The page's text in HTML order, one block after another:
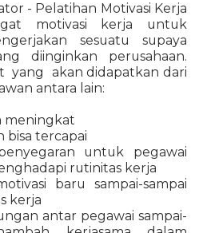
- Pelatihan Motivasi Kerja
motivasi kerja untuk
sesuatu supaya
diinginkan perusahaan.
yang akan didapatkan dari
antara lain:
tercapai
untuk pegawai
rutinitas kerja
baru sampai-sampai
kerja
antar pegawai sampai-